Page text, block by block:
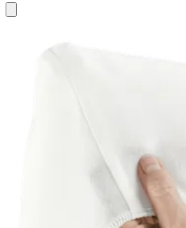
au